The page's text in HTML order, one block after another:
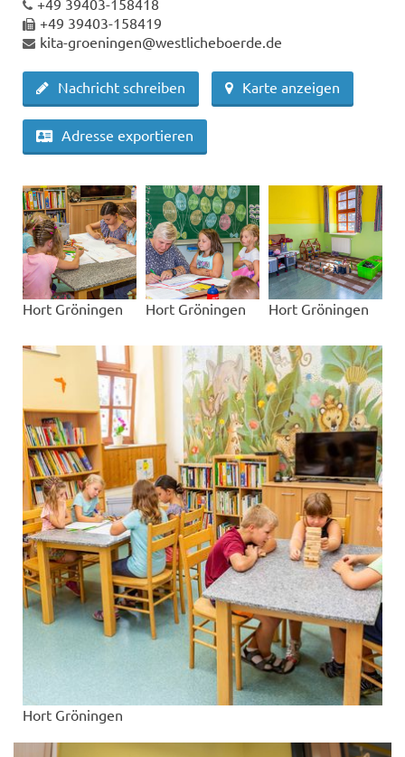
+49 39403-158419
kita-groeningen@westlicheboerde.de
Nachricht schreiben Karte anzeigen
Adresse exportieren
Hort Gröningen Hort Gröningen Hort Gröningen
Hort Gröningen